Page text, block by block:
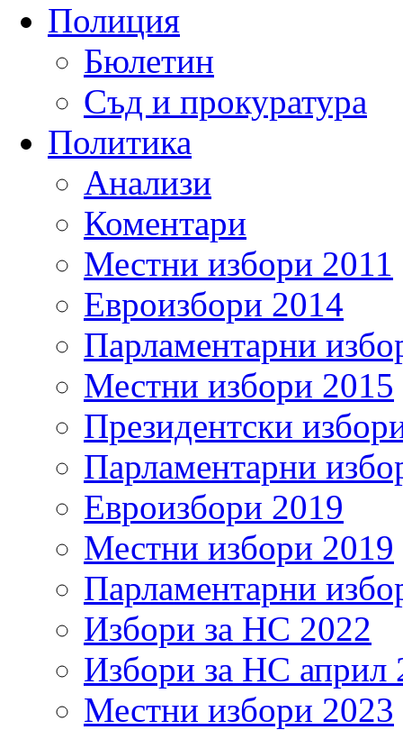
Полиция
Бюлетин
Съд и прокуратура
Политика
Анализи
Коментари
Местни избори 2011
Евроизбори 2014
Парламентарни
Местни избори 2015
Президентски
Парламентарни
Евроизбори 2019
Местни избори 2019
Парламентарни
Избори за НС 2022
Избори за НС април
Местни избори 2023